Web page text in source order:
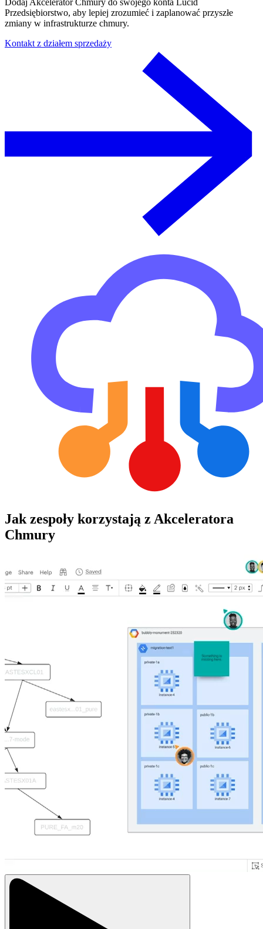
Dodaj Akcelerator Chmury do swojego konta Lucid
Przedsiębiorstwo, aby lepiej zrozumieć i zaplanować przyszłe
zmiany w infrastrukturze chmury.
Kontakt z działem sprzedaży
Jak zespoły korzystają z Akceleratora
Chmury